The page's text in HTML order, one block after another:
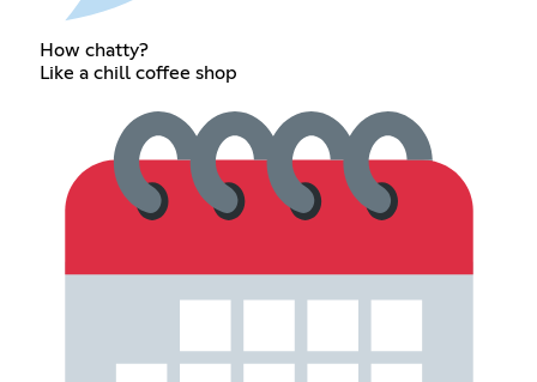
How chatty?
Like a chill coffee shop